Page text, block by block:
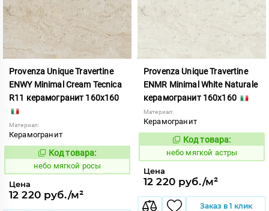
Provenza Unique Travertine
ENWY Minimal Cream Tecnica
R11 керамогранит 160x160
Материал:
Керамогранит
1117082
Код товара:
небо мягкой росы
Цена
12 220 руб./м²
Provenza Unique Travertine
ENMR Minimal White Naturale
керамогранит 160x160
Материал:
Керамогранит
1117081
Код товара:
небо мягкой астры
Цена
12 220 руб./м²
Заказ в 1 клик